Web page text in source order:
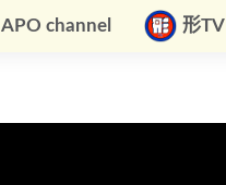
APO channel 形TV